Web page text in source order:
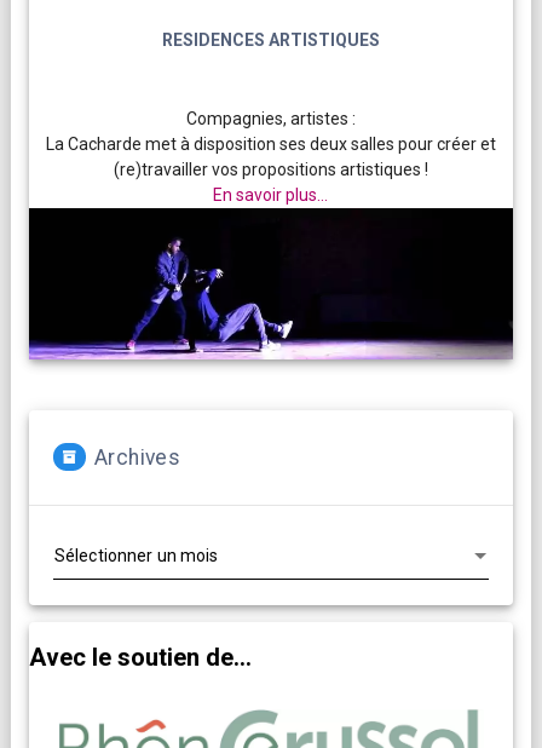
RESIDENCES ARTISTIQUES
Compagnies, artistes :
La Cacharde met à disposition ses deux salles pour créer et
(re)travailler vos propositions artistiques !
En savoir plus...
Archives
Avec le soutien de...